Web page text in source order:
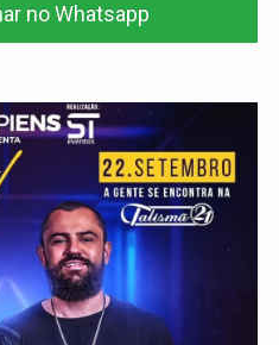
no Whatsapp